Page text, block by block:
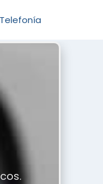
Telefonía